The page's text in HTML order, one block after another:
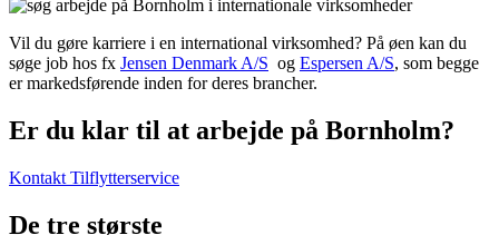
Vil du gøre karriere i en international virksomhed? På øen kan du
søge job hos fx Jensen Denmark A/S og Espersen A/S, som begge
er markedsførende inden for deres brancher.
Er du klar til at arbejde på Bornholm?
Kontakt Tilflytterservice
De tre største